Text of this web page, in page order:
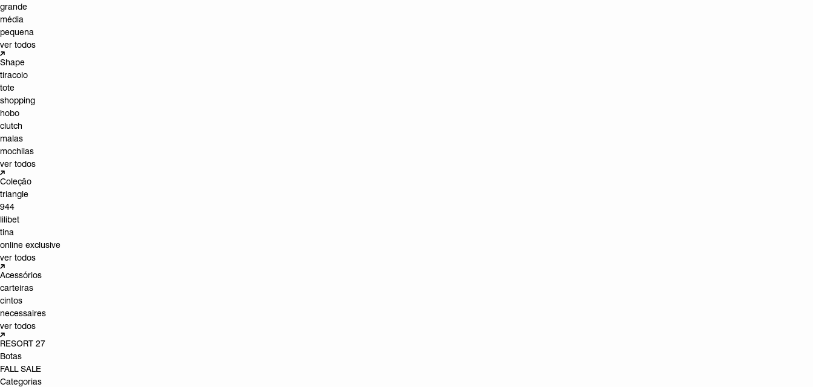
grande
média
pequena
ver todos
Shape
tiracolo
tote
shopping
hobo
clutch
malas
mochilas
ver todos
Coleção
triangle
944
lilibet
tina
online exclusive
ver todos
Acessórios
carteiras
cintos
necessaires
ver todos
RESORT 27
Botas
FALL SALE
Categorias